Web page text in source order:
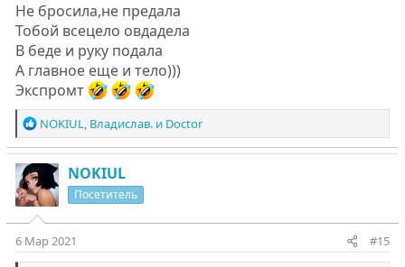
Не бросила,не предала
Тобой всецело овдадела
В беде и руку подала
А главное еще и тело)))
Экспромт
Р
е
а
к
ц
и
и
:
NOKIUL, Владислав.и Doctor
NOKIUL
Посетитель
6 Мар 2021 #15